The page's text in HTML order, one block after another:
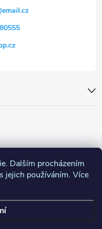
Dalším procházením
jejich používáním. Více
email.cz